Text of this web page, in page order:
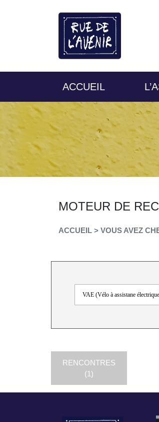
ACCUEIL
MOTEUR DE
ACCUEIL > VOUS AVEZ
RENCONTRES
(1)